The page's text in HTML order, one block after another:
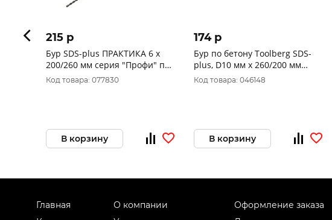
215 p
Бур SDS-plus ПРАКТИКА 6 х
200/260 мм серия "Профи" по
бетону 036-407
Код товара: 077830
В корзину
174 p
Бур по бетону Toolberg SDS-
plus, D10 мм х 260/200 мм
2708931
Код товара: 046148
В корзину
Главная
О компании
Оформление заказа